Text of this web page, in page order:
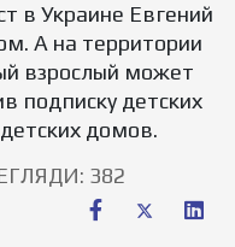
в Украине Евгений
А на территории
взрослый может
подписку детских
домов.
382